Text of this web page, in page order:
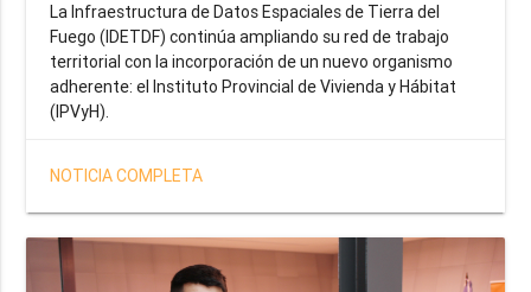
La Infraestructura de Datos Espaciales de Tierra del
Fuego (IDETDF) continúa ampliando su red de trabajo
territorial con la incorporación de un nuevo organismo
adherente: el Instituto Provincial de Vivienda y Hábitat
(IPVyH).
NOTICIA COMPLETA